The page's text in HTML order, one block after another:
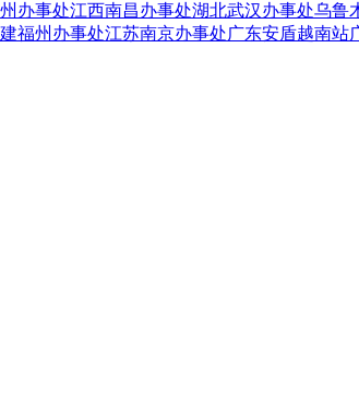
办事处江西南昌办事处湖北武汉办事处乌鲁
福州办事处江苏南京办事处广东安盾越南站